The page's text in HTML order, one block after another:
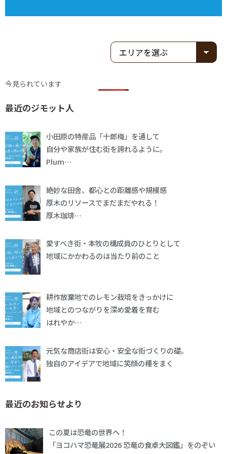
今見られています
最近のジモット人
小田原の特産品「十郎梅」を通して
自分や家族が住む街を誇れるように。
Plum…
絶妙な田舎、都心との距離感や規模感
厚木のリソースでまだまだやれる！
厚木珈琲…
愛すべき街・本牧の構成員のひとりとして
地域にかかわるのは当たり前のこと
耕作放棄地でのレモン栽培をきっかけに
地域とのつながりを深め愛着を育む
はれやか…
元気な商店街は安心・安全な街づくりの礎。
独自のアイデアで地域に笑顔の種をまく
最近のお知らせより
この夏は恐竜の世界へ！
「ヨコハマ恐竜展2026 恐竜の食卓大図鑑」をのぞい